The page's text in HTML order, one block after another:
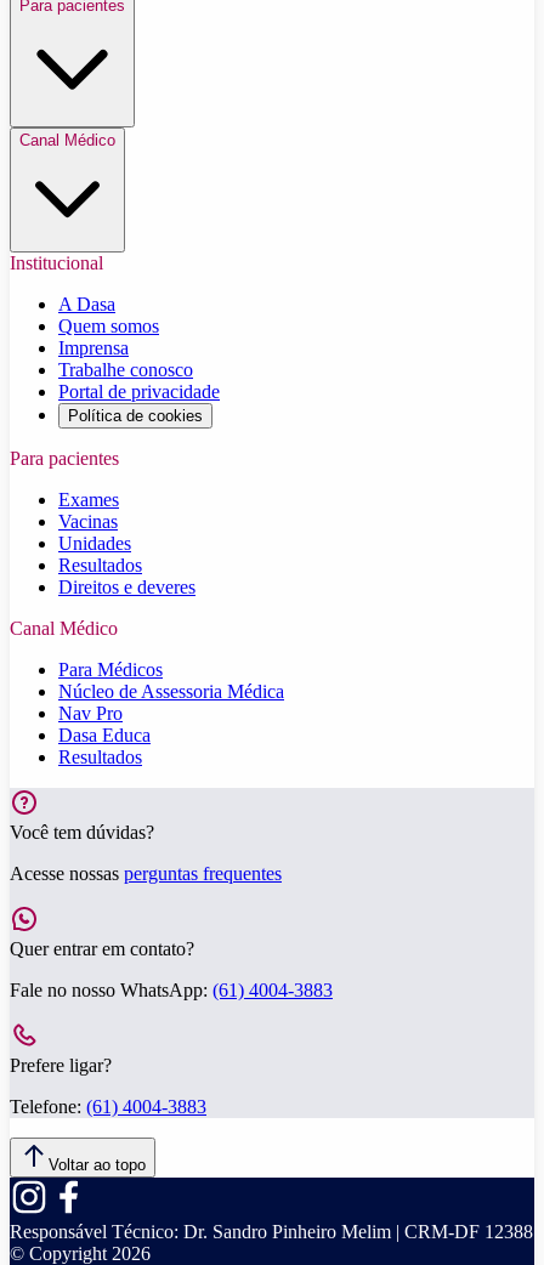
Para pacientes
Canal Médico
Institucional
A Dasa
Quem somos
Imprensa
Trabalhe conosco
Portal de privacidade
Política de cookies
Para pacientes
Exames
Vacinas
Unidades
Resultados
Direitos e deveres
Canal Médico
Para Médicos
Núcleo de Assessoria Médica
Nav Pro
Dasa Educa
Resultados
Você tem dúvidas?
Acesse nossas perguntas frequentes
Quer entrar em contato?
Fale no nosso WhatsApp: (61) 4004-3883
Prefere ligar?
Telefone: (61) 4004-3883
Voltar ao topo
Responsável Técnico: Dr. Sandro Pinheiro Melim | CRM-DF 12388
© Copyright 2026